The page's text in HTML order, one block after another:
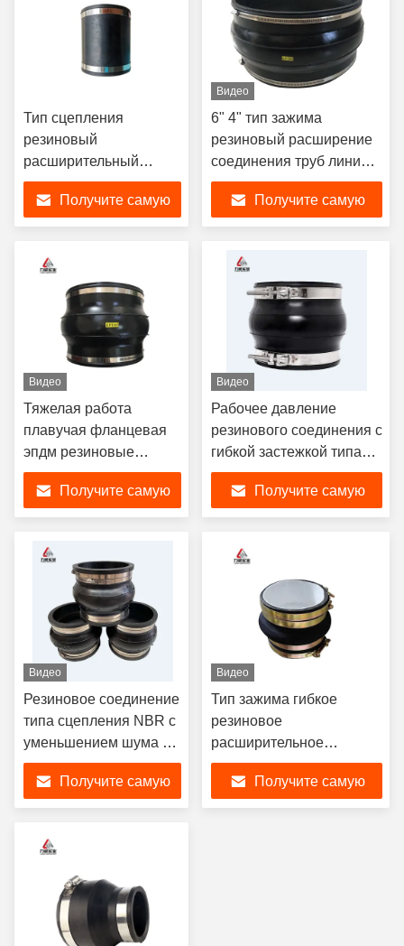
Тип сцепления
резиновый
расширительный
соединение для
трубопроводов
EPDM/NBR/NR
Получите самую
Видео
6" 4" тип зажима
резиновый расширение
соединения труб линии
соединения поглощение
Получите самую
Видео
Тяжелая работа
плавучая фланцевая
эпдм резиновые
расширительные
суставыПолучите самую
Видео
Рабочее давление
резинового соединения с
гибкой застежкой типа
SS304
Получите самую
Видео
Резиновое соединение
типа сцепления NBR с
уменьшением шума и
превосходными
характеристиками
уплотнения
Получите самую
Видео
Тип зажима гибкое
резиновое
расширительное
соединение Nbr для
воздуха воды кислотного
масла
Получите самую